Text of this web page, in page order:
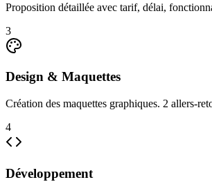
Proposition détaillée avec tarif, délai,
3
Design & Maquettes
Création des maquettes graphiques. 2 allers-
4
Développement